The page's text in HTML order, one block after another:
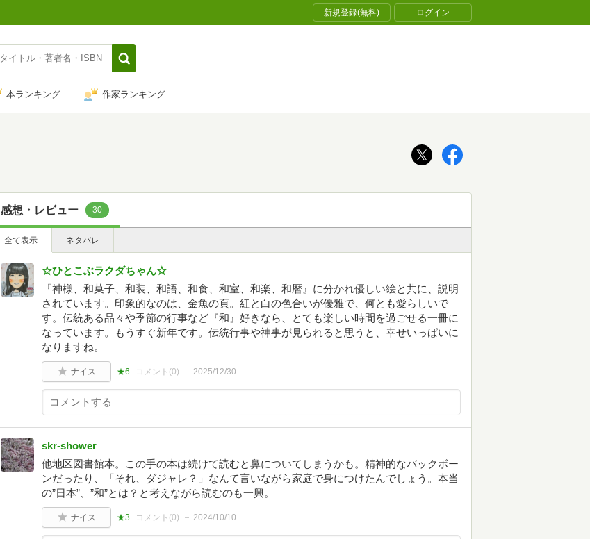
新規登録(無料) ログイン
本ランキング 作家ランキング
感想・レビュー 30
全て表示 ネタバレ
☆ひとこぶラクダちゃん☆
『神様、和菓子、和装、和語、和食、和室、和楽、和暦』に分かれ優しい絵と共に、説明
されています。印象的なのは、金魚の頁。紅と白の色合いが優雅で、何とも愛らしいで
す。伝統ある品々や季節の行事など『和』好きなら、とても楽しい時間を過ごせる一冊に
なっています。もうすぐ新年です。伝統行事や神事が見られると思うと、幸せいっぱいに
なりますね。
ナイス ★6 コメント(0) 2025/12/30
skr-shower
他地区図書館本。この手の本は続けて読むと鼻についてしまうかも。精神的なバックボー
ンだったり、「それ、ダジャレ？」なんて言いながら家庭で身につけたんでしょう。本当
の”日本”、”和”とは？と考えながら読むのも一興。
ナイス ★3 コメント(0) 2024/10/10